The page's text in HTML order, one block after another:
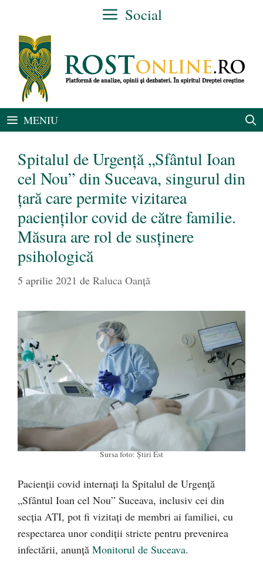
conținut
Social
MENIU
Spitalul de Urgență „Sfântul Ioan
cel Nou” din Suceava, singurul din
țară care permite vizitarea
pacienților covid de către familie.
Măsura are rol de susţinere
psihologică
5 aprilie 2021 de Raluca Oanță
Sursa foto: Știri Est
Pacienții covid internați la Spitalul de Urgență
„Sfântul Ioan cel Nou” Suceava, inclusiv cei din
secția ATI, pot fi vizitați de membri ai familiei, cu
respectarea unor condiții stricte pentru prevenirea
infectării, anunță Monitorul de Suceava.